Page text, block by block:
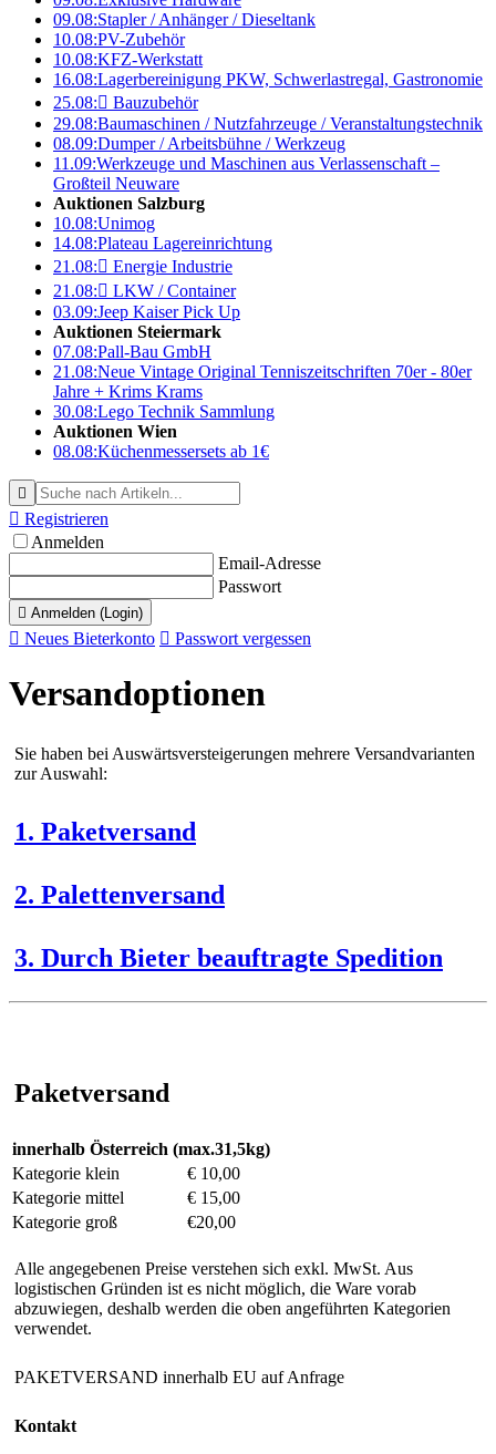
09.08:Stapler / Anhänger / Dieseltank
10.08:PV-Zubehör
10.08:KFZ-Werkstatt
16.08:Lagerbereinigung PKW, Schwerlastregal, Gastronomie
25.08: Bauzubehör
29.08:Baumaschinen / Nutzfahrzeuge / Veranstaltungstechnik
08.09:Dumper / Arbeitsbühne / Werkzeug
11.09:Werkzeuge und Maschinen aus Verlassenschaft –
Großteil Neuware
Auktionen Salzburg
10.08:Unimog
14.08:Plateau Lagereinrichtung
21.08: Energie Industrie
21.08: LKW / Container
03.09:Jeep Kaiser Pick Up
Auktionen Steiermark
07.08:Pall-Bau GmbH
21.08:Neue Vintage Original Tenniszeitschriften 70er - 80er
Jahre + Krims Krams
30.08:Lego Technik Sammlung
Auktionen Wien
08.08:Küchenmessersets ab 1€

 Registrieren
Anmelden
Email-Adresse
Passwort
 Anmelden (Login)
 Neues Bieterkonto  Passwort vergessen
Versandoptionen
Sie haben bei Auswärtsversteigerungen mehrere Versandvarianten
zur Auswahl:
1. Paketversand
2. Palettenversand
3. Durch Bieter beauftragte Spedition
Paketversand
innerhalb Österreich (max.31,5kg)
Kategorie klein
€ 10,00
Kategorie mittel
€ 15,00
Kategorie groß
€20,00
Alle angegebenen Preise verstehen sich exkl. MwSt. Aus
logistischen Gründen ist es nicht möglich, die Ware vorab
abzuwiegen, deshalb werden die oben angeführten Kategorien
verwendet.
PAKETVERSAND innerhalb EU auf Anfrage
Kontakt